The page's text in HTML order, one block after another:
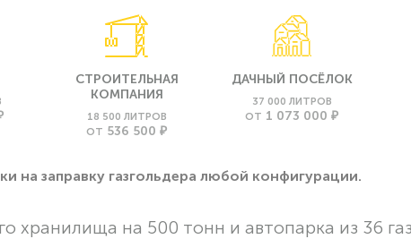
СТРОИТЕЛЬНАЯ
КОМПАНИЯ
18 500 ЛИТРОВ
ОТ 536 500 ₽
ДАЧНЫЙ ПОСЁЛОК
37 000 ЛИТРОВ
ОТ 1 073 000 ₽
нa заправку газгольдера любой конфигурации.
хранилища на 500 тонн и автопарка из 36